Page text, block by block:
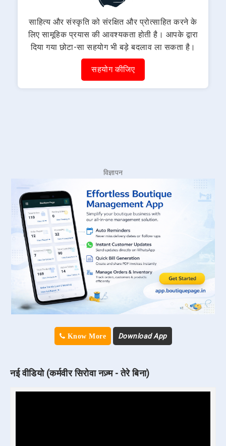
साहित्य और संस्कृति को संरक्षित और प्रोत्साहित करने के
लिए सामूहिक प्रयास की आवश्यकता होती है। आपके द्वारा
दिया गया छोटा-सा सहयोग भी बड़े बदलाव ला सकता है।
सहयोग कीजिए
विज्ञापन
Know More Download App
नई वीडियो (कर्मवीर सिरोवा नज़्म - तेरे बिना)